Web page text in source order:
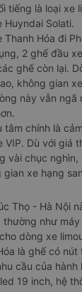
tiếng là loại xe
Huyndai Solati.
Thanh Hóa đi
2 ghế đầu
ghế còn lại.
không gian
này vẫn
tâm chính là
VIP. Dù với giá
vài chục
gian xe hạng
Thọ - Hà Nội
như
dòng xe
là ghế có
cầu của hành
19 inch, hệ